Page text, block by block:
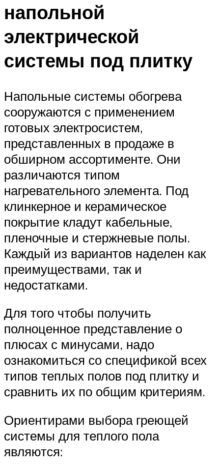
напольной
электрической
системы под плитку
Напольные системы обогрева
сооружаются с применением
готовых электросистем,
представленных в продаже в
обширном ассортименте. Они
различаются типом
нагревательного элемента. Под
клинкерное и керамическое
покрытие кладут кабельные,
пленочные и стержневые полы.
Каждый из вариантов наделен как
преимуществами, так и
недостатками.
Для того чтобы получить
полноценное представление о
плюсах с минусами, надо
ознакомиться со спецификой всех
типов теплых полов под плитку и
сравнить их по общим критериям.
Ориентирами выбора греющей
системы для теплого пола
являются: